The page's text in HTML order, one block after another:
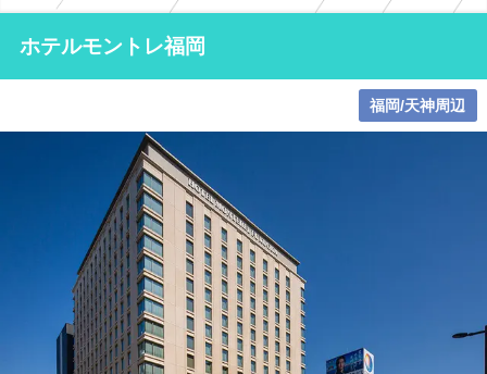
ホテルモントレ福岡
福岡/天神周辺